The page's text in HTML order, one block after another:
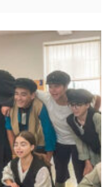
[…]